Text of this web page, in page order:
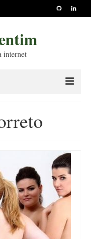
internet